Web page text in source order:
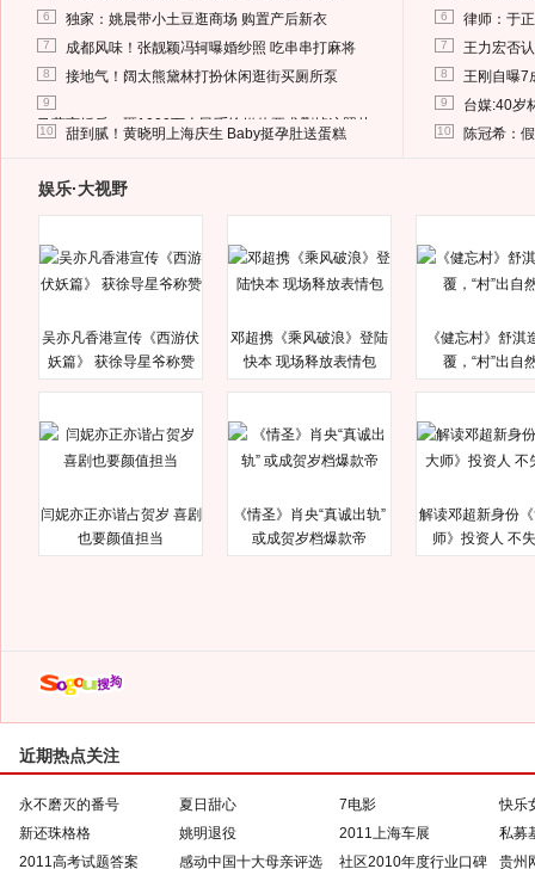
6 独家：姚晨带小土豆逛商场 购置产后新衣
7 成都风味！张靓颖冯轲曝婚纱照 吃串串打麻将
8 接地气！阔太熊黛林打扮休闲逛街买厕所泵
9
马蓉离婚后，砸1000万人民币给媒体要求删掉这照片
10 甜到腻！黄晓明上海庆生 Baby挺孕肚送蛋糕
6 律师：于
7 王力宏否
8 王刚自曝7
9 台媒:40岁
10 陈冠希：
娱乐·大视野
吴亦凡香港宣传《西游伏
妖篇》 获徐导星爷称赞
邓超携《乘风破浪》登陆
快本 现场释放表情包
《健忘村》舒淇
覆，“村”出自
闫妮亦正亦谐占贺岁 喜剧
也要颜值担当
《情圣》肖央“真诚出轨”
或成贺岁档爆款帝
解读邓超新身份
师》投资人 不
近期热点关注
永不磨灭的番号 夏日甜心 7电影
快乐
新还珠格格
姚明退役 2011上海车展
私募
2011高考试题答案
感动中国十大母亲评选
社区2010年度行业口碑
贵州